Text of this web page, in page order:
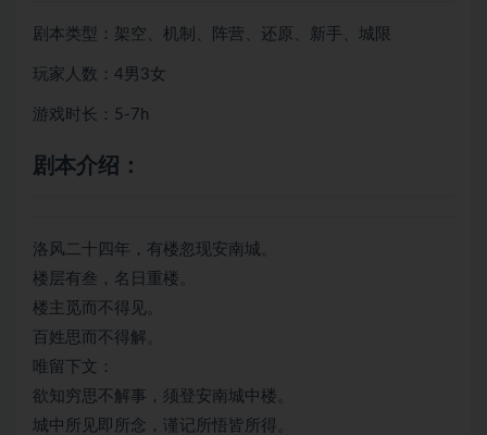
剧本类型：架空、机制、阵营、还原、新手、城限
玩家人数：4男3女
游戏时长：5-7h
剧本介绍：
洛风二十四年，有楼忽现安南城。
楼层有叁，名日重楼。
楼主觅而不得见。
百姓思而不得解。
唯留下文：
欲知穷思不解事，须登安南城中楼。
城中所见即所念，谨记所悟皆所得。